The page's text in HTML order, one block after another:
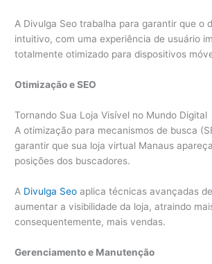
A Divulga Seo trabalha para garantir que o
intuitivo, com uma experiência de usuário
totalmente otimizado para dispositivos
Otimização e SEO
Tornando Sua Loja Visível no Mundo Digital
A otimização para mecanismos de busca
garantir que sua loja virtual Manaus
posições dos buscadores.
A Divulga Seo aplica técnicas avançadas
aumentar a visibilidade da loja, atraindo
consequentemente, mais vendas.
Gerenciamento e Manutenção